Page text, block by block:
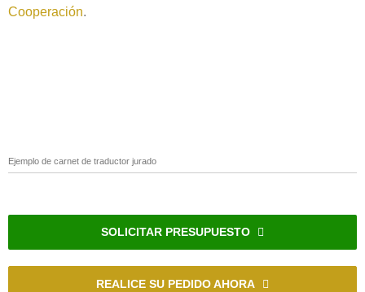
Cooperación.
Ejemplo de carnet de traductor jurado
SOLICITAR PRESUPUESTO
REALICE SU PEDIDO AHORA